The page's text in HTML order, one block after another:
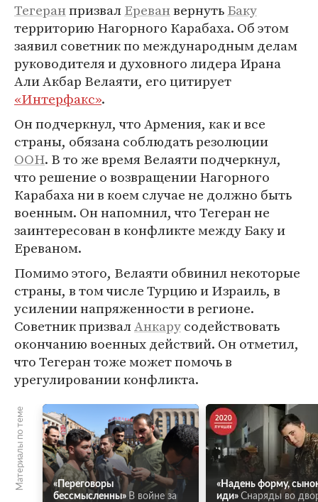
ТегеранпризвалЕреванвернутьБаку
территорию Нагорного Карабаха. Об этом
заявил советник по международным делам
руководителя и духовного лидера Ирана
Али Акбар Велаяти, его цитирует
«Интерфакс».
Он подчеркнул, что Армения, как и все
страны, обязана соблюдать резолюции
ООН. В то же время Велаяти подчеркнул,
что решение о возвращении Нагорного
Карабаха ни в коем случае не должно быть
военным. Он напомнил, что Тегеран не
заинтересован в конфликте между Баку и
Ереваном.
Помимо этого, Велаяти обвинил некоторые
страны, в том числе Турцию и Израиль, в
усилении напряженности в регионе.
Советник призвалАнкарусодействовать
окончанию военных действий. Он отметил,
что Тегеран тоже может помочь в
урегулировании конфликта.
Материалы по теме
«Переговоры
бессмысленны» В войне за
«Надень форму,
иди» Снаряды во